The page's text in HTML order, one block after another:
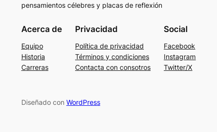
pensamientos célebres y placas de reflexión
Acerca de
Equipo
Historia
Carreras
Privacidad
Política de privacidad
Términos y condiciones
Contacta con consotros
Social
Facebook
Instagram
Twitter/X
Diseñado con WordPress